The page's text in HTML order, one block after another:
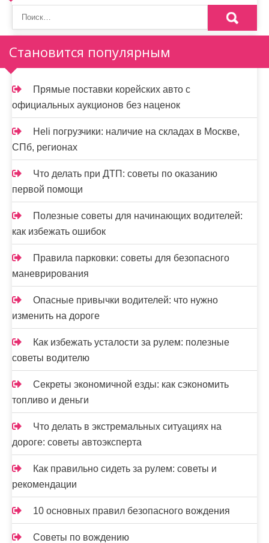
Становится популярным
Прямые поставки корейских авто с
официальных аукционов без наценок
Heli погрузчики: наличие на складах в Москве,
СПб, регионах
Что делать при ДТП: советы по оказанию
первой помощи
Полезные советы для начинающих водителей:
как избежать ошибок
Правила парковки: советы для безопасного
маневрирования
Опасные привычки водителей: что нужно
изменить на дороге
Как избежать усталости за рулем: полезные
советы водителю
Секреты экономичной езды: как сэкономить
топливо и деньги
Что делать в экстремальных ситуациях на
дороге: советы автоэксперта
Как правильно сидеть за рулем: советы и
рекомендации
10 основных правил безопасного вождения
Советы по вождению